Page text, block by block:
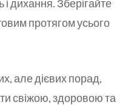
і дихання. Зберігайте
протягом усього
але дієвих порад,
свіжою, здоровою та